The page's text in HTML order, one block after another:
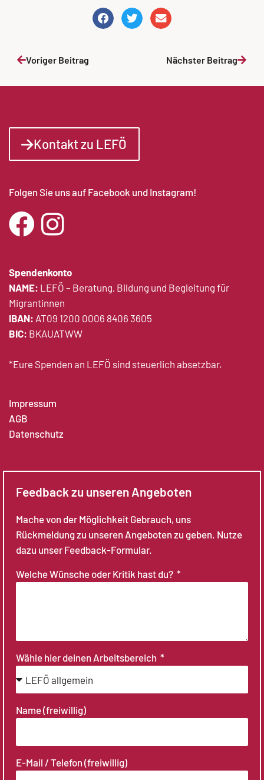
Voriger Beitrag Nächster Beitrag
Kontakt zu LEFÖ
Folgen Sie uns auf Facebook und Instagram!
Spendenkonto
NAME: LEFÖ – Beratung, Bildung und Begleitung für
Migrantinnen
IBAN: AT09 1200 0006 8406 3605
BIC: BKAUATWW
*Eure Spenden an LEFÖ sind steuerlich absetzbar.
Impressum
AGB
Datenschutz
Feedback zu unseren Angeboten
Mache von der Möglichkeit Gebrauch, uns
Rückmeldung zu unseren Angeboten zu geben. Nutze
dazu unser Feedback-Formular.
Welche Wünsche oder Kritik hast du?
Wähle hier deinen Arbeitsbereich
Name (freiwillig)
E-Mail / Telefon (freiwillig)